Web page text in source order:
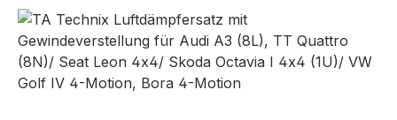
Bildergalerie überspringen